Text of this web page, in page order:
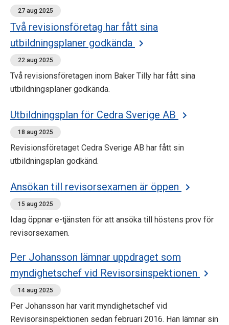
27 aug 2025
Två revisionsföretag har fått sina
utbildningsplaner godkända
22 aug 2025
Två revisionsföretagen inom Baker Tilly har fått sina
utbildningsplaner godkända.
Utbildningsplan för Cedra Sverige AB
18 aug 2025
Revisionsföretaget Cedra Sverige AB har fått sin
utbildningsplan godkänd.
Ansökan till revisorsexamen är öppen
15 aug 2025
Idag öppnar e-tjänsten för att ansöka till höstens prov för
revisorsexamen.
Per Johansson lämnar uppdraget som
myndighetschef vid Revisorsinspektionen
14 aug 2025
Per Johansson har varit myndighetschef vid
Revisorsinspektionen sedan februari 2016. Han lämnar sin